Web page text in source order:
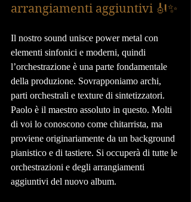
arrangiamenti aggiuntivi 🎻✨
Il nostro sound unisce power metal con
elementi sinfonici e moderni, quindi
l’orchestrazione è una parte fondamentale
della produzione. Sovrapponiamo archi,
parti orchestrali e texture di sintetizzatori.
Paolo è il maestro assoluto in questo. Molti
di voi lo conoscono come chitarrista, ma
proviene originariamente da un background
pianistico e di tastiere. Si occuperà di tutte le
orchestrazioni e degli arrangiamenti
aggiuntivi del nuovo album.